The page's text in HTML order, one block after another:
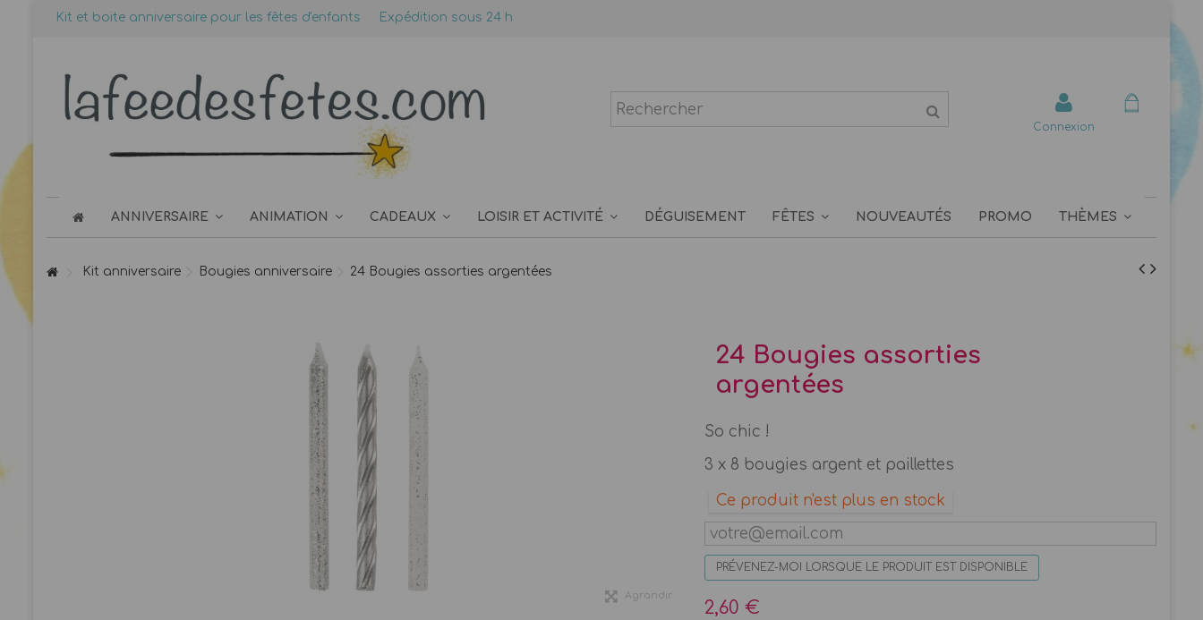
Kit et boite anniversaire pour les fêtes d'enfants Expédition sous 24 h
Connexion
ANNIVERSAIRE ANIMATION CADEAUX LOISIR ET ACTIVITÉ DÉGUISEMENT FÊTES NOUVEAUTÉS PROMO THÈMES
Kit anniversaire Bougies anniversaire 24 Bougies assorties argentées
Agrandir
24 Bougies assorties
argentées
So chic !
3 x 8 bougies argent et paillettes
Ce produit n'est plus en stock
PRÉVENEZ-MOI LORSQUE LE PRODUIT EST DISPONIBLE
2,60 €